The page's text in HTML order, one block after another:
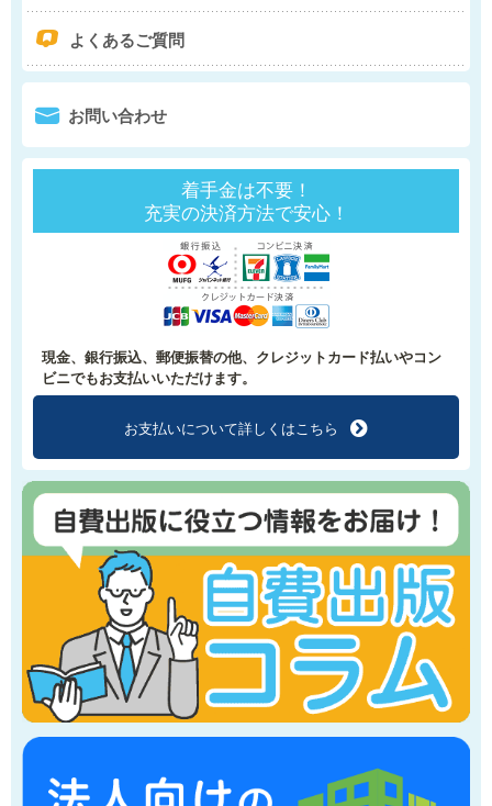
q よくあるご質問
0 お問い合わせ
着手金は不要！
充実の決済方法で安心！
現金、銀行振込、郵便振替の他、クレジットカード払いやコン
ビニでもお支払いいただけます。
お支払いについて詳しくはこちら f